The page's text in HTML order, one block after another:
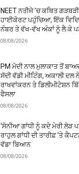
NEET ਨਤੀਜੇ ’ਚ ਕਥਿਤ ਗੜਬੜੀ
ਹਾਈਕੋਰਟ ਪਹੁੰਚਿਆ, ਇੱਕ
ਨੰਬਰ ਤੇ ਵੱਖ-ਵੱਖ ਅੰਕਾਂ ਨੂੰ ਲੈ ਕੇ
08/08/2026
PM ਮੋਦੀ ਨਾਲ ਮੁਲਾਕਾਤ ਤੋਂ
ਸੱਦੀ ਵੱਡੀ ਮੀਟਿੰਗ, ਅਕਾਲੀ ਦਲ
ਰਾਖਵਾਂਕਰਨ ਤੇ ਡਿਲੀਮੀਟੇਸ਼ਨ
ਫੈਸਲਾ
08/08/2026
‘ਸੋਨੀਆ ਗਾਂਧੀ ਨੂੰ ਕਦੇ ਮੇਰੀ ਲੋੜ
ਰਾਹੁਲ ਗਾਂਧੀ ਦੀ ਤਾਰੀਫ਼ ‘ਤੇ
ਵੱਡਾ ਬਿਆਨ
08/08/2026